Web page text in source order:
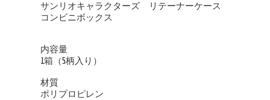
サンリオキャラクターズ リテーナーケース
コンビニボックス
内容量
1箱（5柄入り）
材質
ポリプロピレン